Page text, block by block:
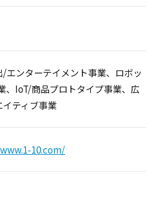
/エンターテイメント事業、ロボッ
、IoT/商品プロトタイプ事業、広
ティブ事業
10.com/